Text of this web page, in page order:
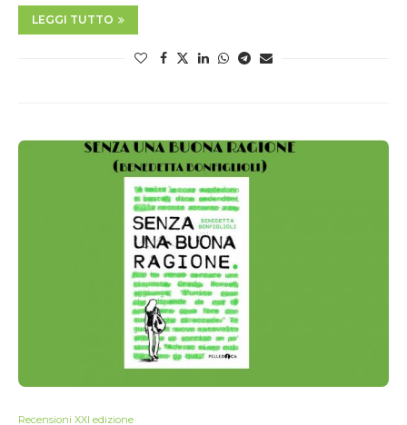
LEGGI TUTTO
Recensioni XXI edizione